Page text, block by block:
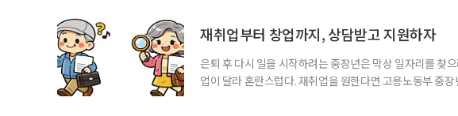
재취업부터 창업까지, 상담받고 지원하자
은퇴 후 다시 일을 시작하려는 중장년은 막상 일자리를 찾
업이 달라 혼란스럽다. 재취업을 원한다면 고용노동부 중